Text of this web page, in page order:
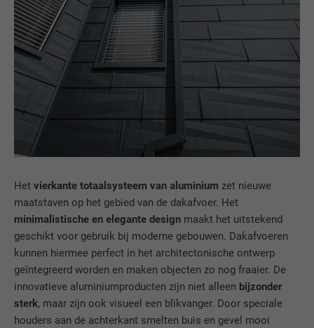
Hetvierkante totaalsysteem van aluminium zet nieuwe
maatstaven op het gebied van de dakafvoer. Het
minimalistische en elegante design maakt het uitstekend
geschikt voor gebruik bij moderne gebouwen. Dakafvoeren
kunnen hiermee perfect in het architectonische ontwerp
geïntegreerd worden en maken objecten zo nog fraaier. De
innovatieve aluminiumproducten zijn niet alleen bijzonder
sterk, maar zijn ook visueel een blikvanger. Door speciale
houders aan de achterkant smelten buis en gevel mooi